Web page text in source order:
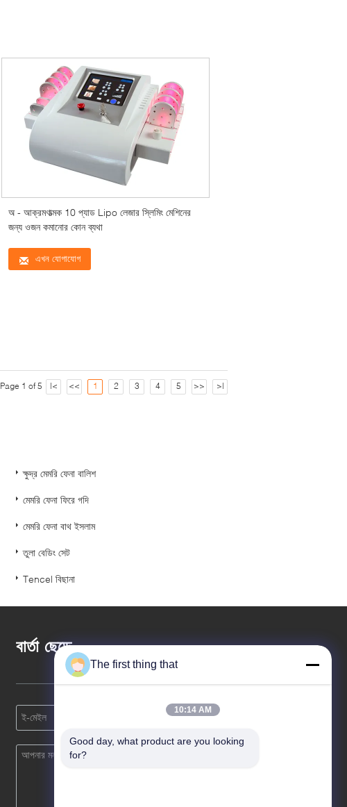
অ - আক্রমণাত্মক 10 প্যাড Lipo লেজার স্লিমিং মেশিনের
জন্য ওজন কমানোর কোন ব্যথা
এখন যোগাযোগ
Page 1 of 5 |< << 1 2 3 4 5 >> >|
ক্ষুদ্র মেমরি ফেনা বালিশ
মেমরি ফেনা ফিরে গদি
মেমরি ফেনা বাথ ইসলাম
তুলা বেডিং সেট
Tencel বিছানা
বার্তা ছেড়ে
The first thing that
10:14 AM
Good day, what product are you looking
for?